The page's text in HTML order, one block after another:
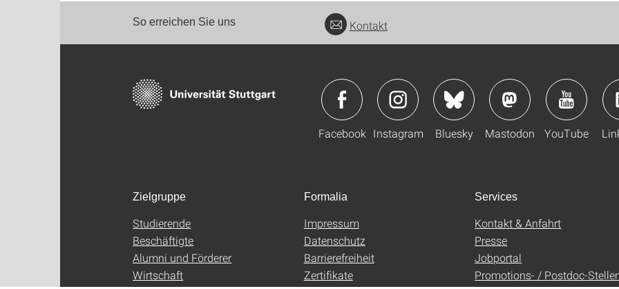
So erreichen Sie uns Kontakt
Facebook Instagram Bluesky Mastodon YouTube
Zielgruppe
Studierende
Beschäftigte
Alumni und Förderer
Wirtschaft
Formalia
Impressum
Datenschutz
Barrierefreiheit
Zertifikate
Services
Kontakt & Anfahrt
Presse
Jobportal
Promotions- / Postdoc-